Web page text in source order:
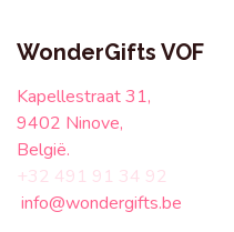
WonderGifts VOF
Kapellestraat 31,
9402 Ninove,
België.
+32 491 91 34 92
info@wondergifts.be